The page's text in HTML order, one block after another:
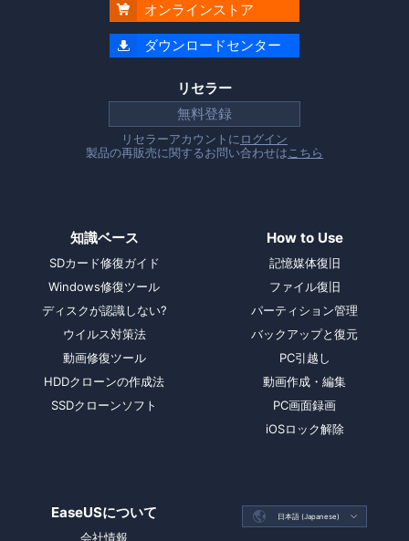
 オンラインストア
 ダウンロードセンター
リセラー
無料登録
リセラーアカウントにログイン
製品の再販売に関するお問い合わせはこちら
知識ベース
SDカード修復ガイド
Windows修復ツール
ディスクが認識しない?
ウイルス対策法
動画修復ツール
HDDクローンの作成法
SSDクローンソフト
How to Use
記憶媒体復旧
ファイル復旧
パーティション管理
バックアップと復元
PC引越し
動画作成・編集
PC画面録画
iOSロック解除
EaseUSについて
会社情報
 日本語 (Japanese) 